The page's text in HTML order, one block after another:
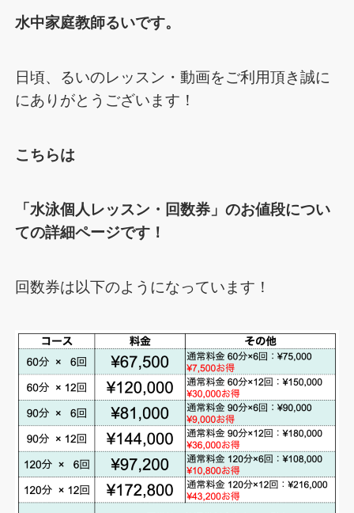
水中家庭教師るいです。
日頃、るいのレッスン・動画をご利用頂き誠に
にありがとうございます！
こちらは
「水泳個人レッスン・回数券」のお値段につい
ての詳細ページです！
回数券は以下のようになっています！